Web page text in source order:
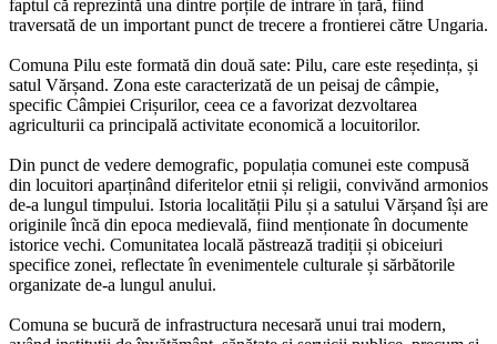
faptul că reprezintă una dintre porțile de intrare în țară, fiind
traversată de un important punct de trecere a frontierei către Ungaria.
Comuna Pilu este formată din două sate: Pilu, care este reședința, și
satul Vărșand. Zona este caracterizată de un peisaj de câmpie,
specific Câmpiei Crișurilor, ceea ce a favorizat dezvoltarea
agriculturii ca principală activitate economică a locuitorilor.
Din punct de vedere demografic, populația comunei este compusă
din locuitori aparținând diferitelor etnii și religii, convivănd armonios
de-a lungul timpului. Istoria localității Pilu și a satului Vărșand își are
originile încă din epoca medievală, fiind menționate în documente
istorice vechi. Comunitatea locală păstrează tradiții și obiceiuri
specifice zonei, reflectate în evenimentele culturale și sărbătorile
organizate de-a lungul anului.
Comuna se bucură de infrastructura necesară unui trai modern,